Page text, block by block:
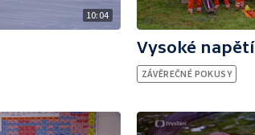
10:04
Vysoké napětí
ZÁVĚREČNÉ POKUSY